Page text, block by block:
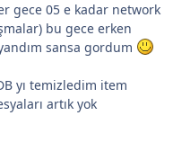
gece 05 e kadar network
bu gece erken
sansa gordum
yı temizledim item
artık yok